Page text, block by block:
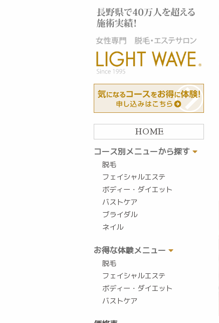
HOME
コース別メニューから探す
脱毛
フェイシャルエステ
ボディー・ダイエット
バストケア
ブライダル
ネイル
お得な体験メニュー
脱毛
フェイシャルエステ
ボディー・ダイエット
バストケア